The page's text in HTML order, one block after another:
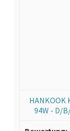
HANKOOK
94W - D/